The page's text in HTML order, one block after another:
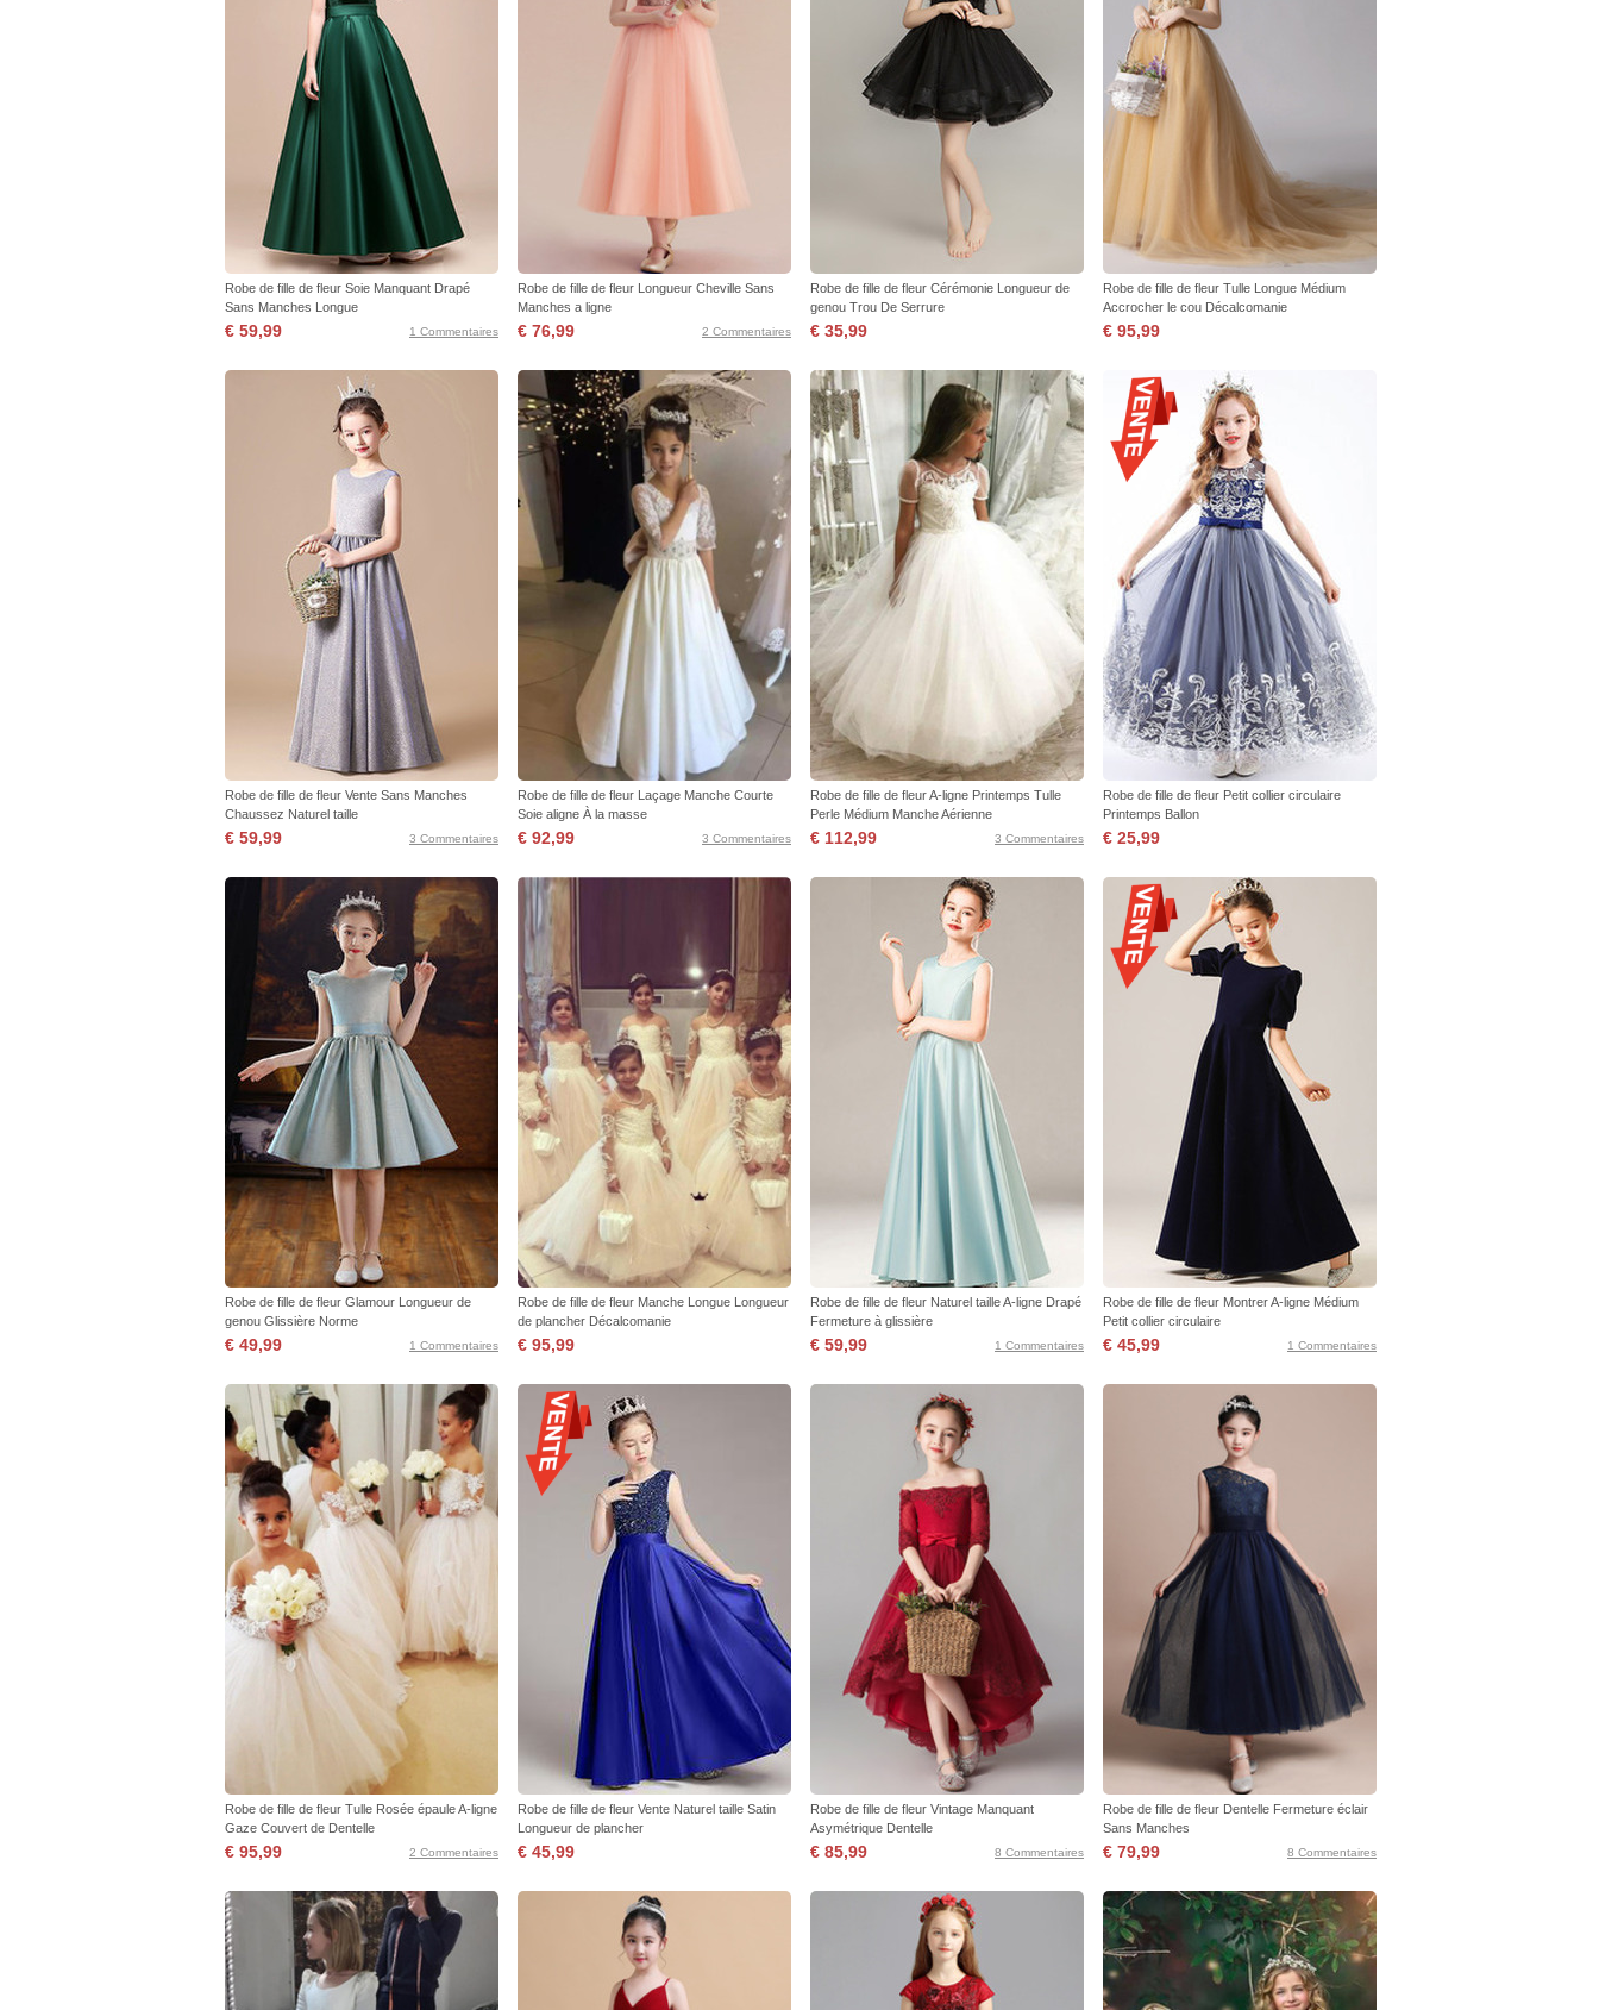
Robe de fille de fleur Soie Manquant Drapé
Sans Manches Longue
€ 59,99 1 Commentaires
Robe de fille de fleur Longueur Cheville Sans
Manches a ligne
€ 76,99 2 Commentaires
Robe de fille de fleur Cérémonie Longueur de
genou Trou De Serrure
€ 35,99
Robe de fille de fleur Tulle Longue Médium
Accrocher le cou Décalcomanie
€ 95,99
Robe de fille de fleur Vente Sans Manches
Chaussez Naturel taille
€ 59,99 3 Commentaires
Robe de fille de fleur Laçage Manche Courte
Soie aligne À la masse
€ 92,99 3 Commentaires
Robe de fille de fleur A-ligne Printemps Tulle
Perle Médium Manche Aérienne
€ 112,99 3 Commentaires
Robe de fille de fleur Petit collier circulaire
Printemps Ballon
€ 25,99
Robe de fille de fleur Glamour Longueur de
genou Glissière Norme
€ 49,99 1 Commentaires
Robe de fille de fleur Manche Longue Longueur
de plancher Décalcomanie
€ 95,99
Robe de fille de fleur Naturel taille A-ligne Drapé
Fermeture à glissière
€ 59,99 1 Commentaires
Robe de fille de fleur Montrer A-ligne Médium
Petit collier circulaire
€ 45,99 1 Commentaires
Robe de fille de fleur Tulle Rosée épaule A-ligne
Gaze Couvert de Dentelle
€ 95,99 2 Commentaires
Robe de fille de fleur Vente Naturel taille Satin
Longueur de plancher
€ 45,99
Robe de fille de fleur Vintage Manquant
Asymétrique Dentelle
€ 85,99 8 Commentaires
Robe de fille de fleur Dentelle Fermeture éclair
Sans Manches
€ 79,99 8 Commentaires